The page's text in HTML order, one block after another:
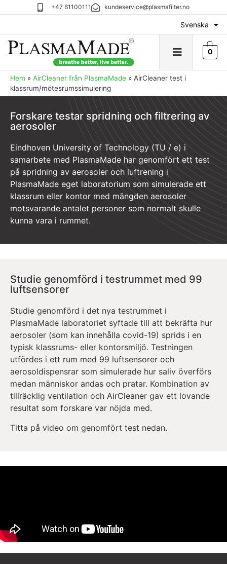
+47 61100111 kundeservice@plasmafilter.no
Svenska
0
Hem » AirCleaner från PlasmaMade » AirCleaner test i
klassrum/mötesrumssimulering
Forskare testar spridning och filtrering av
aerosoler
Eindhoven University of Technology (TU / e) i
samarbete med PlasmaMade har genomfört ett test
på spridning av aerosoler och luftrening i
PlasmaMade eget laboratorium som simulerade ett
klassrum eller kontor med mängden aerosoler
motsvarande antalet personer som normalt skulle
kunna vara i rummet.
Studie genomförd i testrummet med 99
luftsensorer
Studie genomförd i det nya testrummet i
PlasmaMade laboratoriet syftade till att bekräfta hur
aerosoler (som kan innehålla covid-19) sprids i en
typisk klassrums- eller kontorsmiljö. Testningen
utfördes i ett rum med 99 luftsensorer och
aerosoldispensrar som simulerade hur saliv överförs
medan människor andas och pratar. Kombination av
tillräcklig ventilation och AirCleaner gav ett lovande
resultat som forskare var nöjda med.
Titta på video om genomfört test nedan.